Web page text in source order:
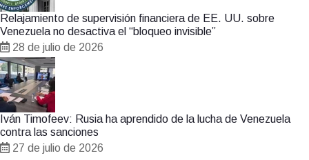
Relajamiento de supervisión financiera de EE. UU. sobre
Venezuela no desactiva el “bloqueo invisible”
28 de julio de 2026
Iván Timofeev: Rusia ha aprendido de la lucha de Venezuela
contra las sanciones
27 de julio de 2026